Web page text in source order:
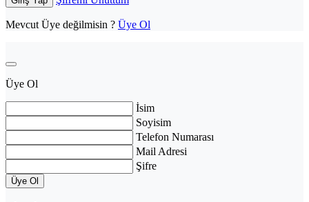
Mevcut Üye değilmisin ? Üye Ol
Üye Ol
İsim
Soyisim
Telefon Numarası
Mail Adresi
Şifre
Üye Ol